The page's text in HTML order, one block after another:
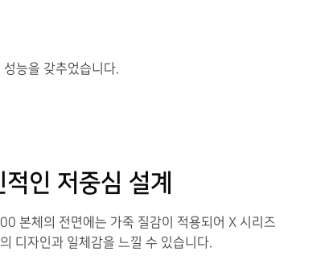
능을 갖추었습니다.
적인 저중심 설계
본체의 전면에는 가죽 질감이 적용되어 X 시리즈
디자인과 일체감을 느낄 수 있습니다.